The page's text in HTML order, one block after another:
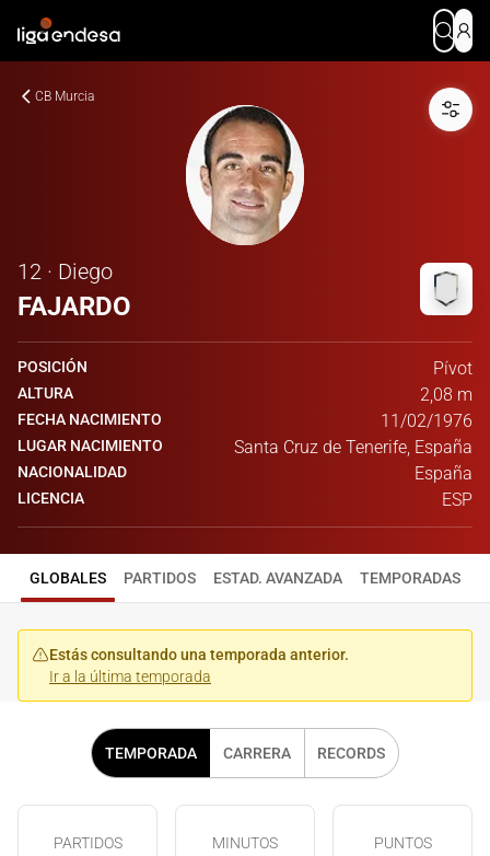
CB Murcia
12 · Diego
FAJARDO
POSICIÓN Pívot
ALTURA 2,08 m
FECHA NACIMIENTO 11/02/1976
LUGAR NACIMIENTO Santa Cruz de Tenerife, España
NACIONALIDAD España
LICENCIA ESP
GLOBALES PARTIDOS ESTAD. AVANZADA TEMPORADAS
Estás consultando una temporada anterior.
Ir a la última temporada
TEMPORADA CARRERA RECORDS
PARTIDOS MINUTOS PUNTOS